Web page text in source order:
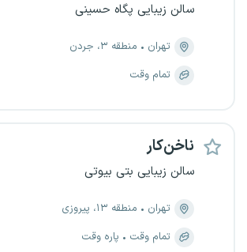
سالن زیبایی پگاه حسینی
تهران
منطقه ۳، جردن
تمام وقت
ناخن‌کار
سالن زیبایی بتی بیوتی
تهران
منطقه ۱۳، پیروزی
تمام وقت
پاره وقت